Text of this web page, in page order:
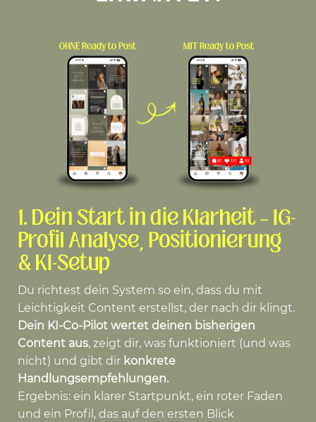
1. Dein Start in die Klarheit – IG-
Profil Analyse, Positionierung
& KI-Setup
Du richtest dein System so ein, dass du mit
Leichtigkeit Content erstellst, der nach dir klingt.
Dein KI-Co-Pilot wertet deinen bisherigen
Content aus, zeigt dir, was funktioniert (und was
nicht) und gibt dir konkrete
Handlungsempfehlungen.
Ergebnis: ein klarer Startpunkt, ein roter Faden
und ein Profil, das auf den ersten Blick